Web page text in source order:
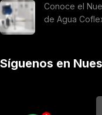
Conoce el
de Agua
Síguenos en